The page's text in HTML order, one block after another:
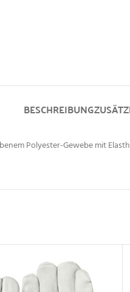
BESCHREIBUNG
Polyester-Gewebe mit